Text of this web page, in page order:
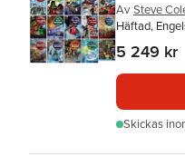
Av Steve
Häftad,
5 249 kr
Skickas